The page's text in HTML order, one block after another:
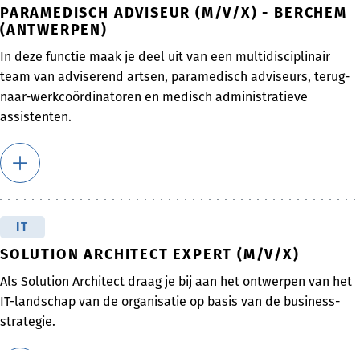
PARAMEDISCH ADVISEUR (M/V/X) - BERCHEM
(ANTWERPEN)
In deze functie maak je deel uit van een multidisciplinair
team van adviserend artsen, paramedisch adviseurs, terug-
naar-werkcoördinatoren en medisch administratieve
assistenten.
IT
SOLUTION ARCHITECT EXPERT (M/V/X)
Als Solution Architect draag je bij aan het ontwerpen van het
IT-landschap van de organisatie op basis van de business-
strategie.